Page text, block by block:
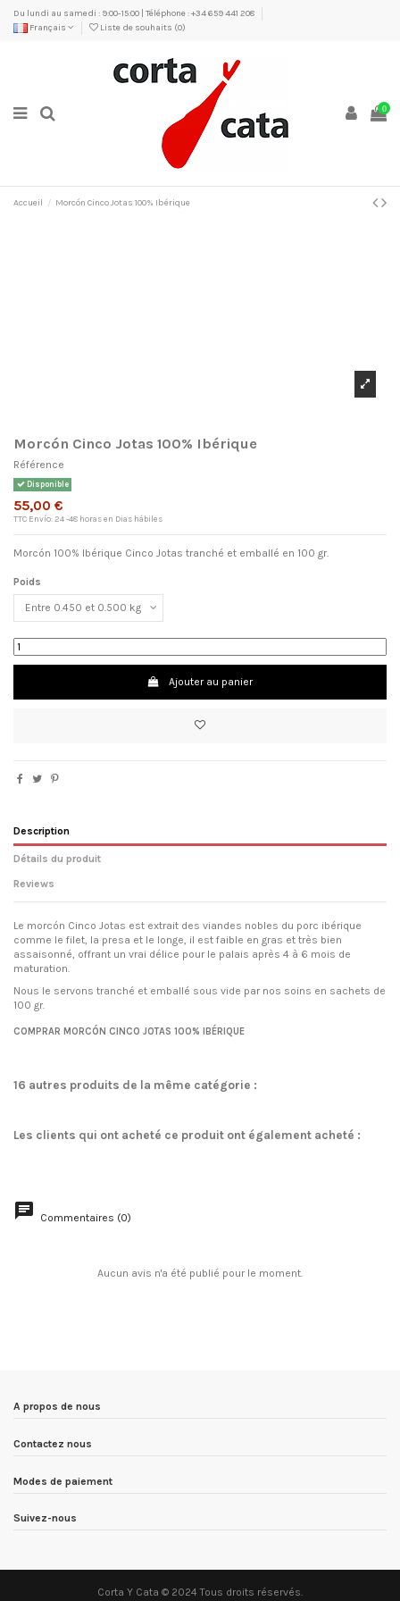
Du lundi au samedi : 9:00-15:00 | Téléphone : +34 659 441 208
Français
Liste de souhaits (0)
0
Accueil Morcón Cinco Jotas 100% Ibérique
Morcón Cinco Jotas 100% Ibérique
Référence
Disponible
55,00 €
TTC Envío: 24 -48 horas en Dias hábiles
Morcón 100% Ibérique Cinco Jotas tranché et emballé en 100 gr.
Poids
Ajouter au panier
Description
Détails du produit
Reviews
Le morcón Cinco Jotas est extrait des viandes nobles du porc ibérique
comme le filet, la presa et le longe, il est faible en gras et très bien
assaisonné, offrant un vrai délice pour le palais après 4 à 6 mois de
maturation.
Nous le servons tranché et emballé sous vide par nos soins en sachets de
100 gr.
COMPRAR MORCÓN CINCO JOTAS 100% IBÉRIQUE
16 autres produits de la même catégorie :
Les clients qui ont acheté ce produit ont également acheté :
Commentaires (0)
Aucun avis n'a été publié pour le moment.
A propos de nous
Contactez nous
Modes de paiement
×
Suivez-nous
Corta Y Cata © 2024 Tous droits réservés.